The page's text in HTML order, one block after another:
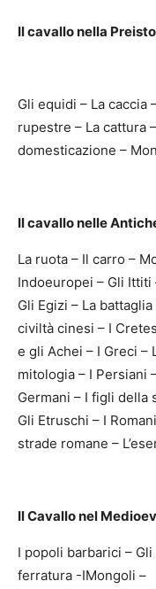
Il cavallo nella
Gli equidi – La caccia
rupestre – La cattura
domesticazione –
Il cavallo nelle
La ruota – Il carro –
Indoeuropei – Gli Ittiti
Gli Egizi – La
civiltà cinesi – I
e gli Achei – I Greci –
mitologia – I Persiani
Germani – I figli della
Gli Etruschi – I
strade romane –
Il Cavallo nel
I popoli barbarici – Gli
ferratura -IMongoli –